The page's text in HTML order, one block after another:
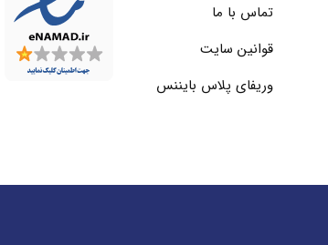
تماس با ما
قوانین سایت
وریفای پلاس بایننس